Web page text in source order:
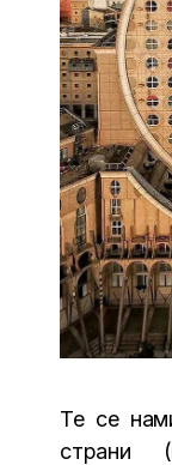
Те се
страни